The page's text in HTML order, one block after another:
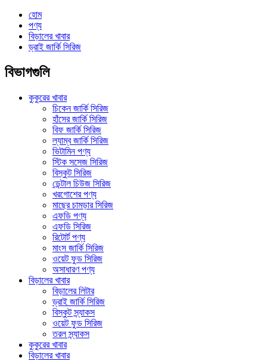
হোম
পণ্য
বিড়ালের খাবার
ড্রাই জার্কি সিরিজ
বিভাগগুলি
কুকুরের খাবার
চিকেন জার্কি সিরিজ
হাঁসের জার্কি সিরিজ
বিফ জার্কি সিরিজ
ল্যাম্ব জার্কি সিরিজ
ভিটামিন পণ্য
স্টিক সসেজ সিরিজ
বিস্কুট সিরিজ
ডেন্টাল চিউজ সিরিজ
খরগোশের পণ্য
মাছের চামড়ার সিরিজ
এফডি পণ্য
এফডি সিরিজ
রিটোর্ট পণ্য
মাংস জার্কি সিরিজ
ওয়েট ফুড সিরিজ
অসাধারণ পণ্য
বিড়ালের খাবার
বিড়ালের লিটার
ড্রাই জার্কি সিরিজ
বিস্কুট স্ন্যাকস
ওয়েট ফুড সিরিজ
তরল স্ন্যাকস
কুকুরের খাবার
বিড়ালের খাবার